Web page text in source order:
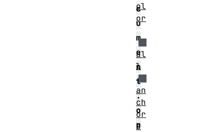
c
u
m
e
n
t
.
o
p
ol
or
al
l
an
ch
or
s